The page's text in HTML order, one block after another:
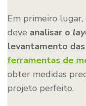
Em primeiro lugar,
deve analisar o
levantamento
ferramentas de
obter medidas
projeto perfeito.